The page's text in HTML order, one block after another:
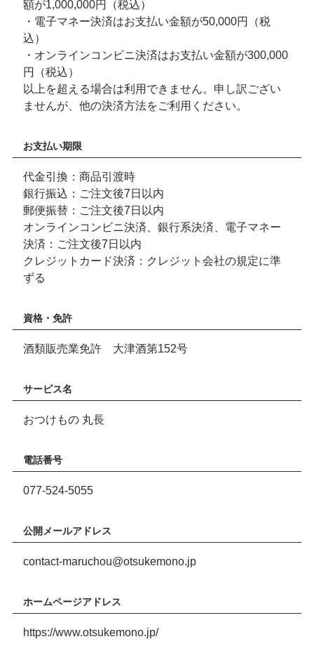
額が1,000,000円（税込）
・電子マネー決済はお支払い金額が50,000円（税
込）
・オンラインコンビニ決済はお支払い金額が300,000
円（税込）
以上を超える場合は利用できません。申し訳ござい
ませんが、他の決済方法をご利用ください。
お支払い期限
代金引換：商品引渡時
銀行振込：ご注文後7日以内
郵便振替：ご注文後7日以内
オンラインコンビニ決済、銀行系決済、電子マネー
決済：ご注文後7日以内
クレジットカード決済：クレジット会社の規定に準
ずる
資格・免許
酒類販売業免許 大津酒第152号
サービス名
おつけもの 丸長
電話番号
077-524-5055
公開メールアドレス
contact-maruchou@otsukemono.jp
ホームページアドレス
https://www.otsukemono.jp/